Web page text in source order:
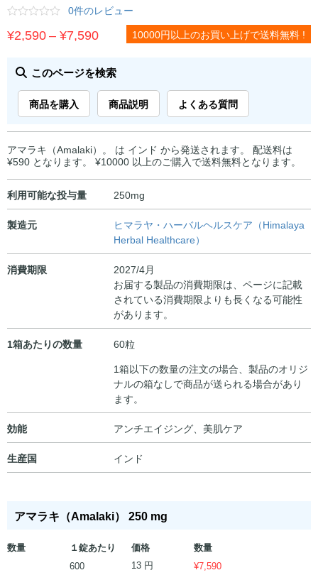
0件のレビュー
¥2,590–¥7,590価
帯:
¥2,590
¥7,590
10000円以上のお買い上げで送料無料 !
このページを検索
商品を購入 商品説明 よくある質問
アマラキ（Amalaki）。 は インド から発送されます。 配送料は
¥590 となります。 ¥10000 以上のご購入で送料無料となります。
利用可能な投与量 250mg
製造元
ヒマラヤ・ハーバルヘルスケア（Himalaya
Herbal Healthcare）
消費期限
2027/4月
お届する製品の消費期限は、ページに記載
されている消費期限よりも長くなる可能性
があります。
1箱あたりの数量
60粒
1箱以下の数量の注文の場合、製品のオリジ
ナルの箱なしで商品が送られる場合があり
ます。
効能 アンチエイジング、美肌ケア
生産国 インド
アマラキ（Amalaki） 250 mg
数量 １錠あたり 価格
数量
600
13 円 ¥7,590